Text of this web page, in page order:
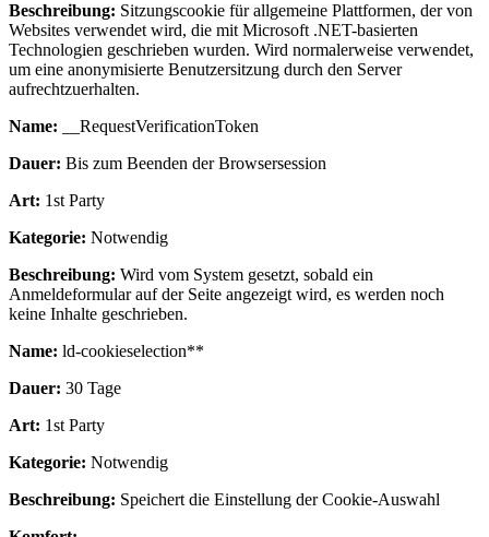
Beschreibung: Sitzungscookie für allgemeine Plattformen, der von
Websites verwendet wird, die mit Microsoft .NET-basierten
Technologien geschrieben wurden. Wird normalerweise verwendet,
um eine anonymisierte Benutzersitzung durch den Server
aufrechtzuerhalten.
Name: __RequestVerificationToken
Dauer: Bis zum Beenden der Browsersession
Art: 1st Party
Kategorie: Notwendig
Beschreibung: Wird vom System gesetzt, sobald ein
Anmeldeformular auf der Seite angezeigt wird, es werden noch
keine Inhalte geschrieben.
Name: ld-cookieselection**
Dauer: 30 Tage
Art: 1st Party
Kategorie: Notwendig
Beschreibung: Speichert die Einstellung der Cookie-Auswahl